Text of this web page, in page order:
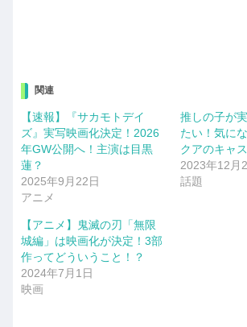
関連
【速報】『サカモトデイ
ズ』実写映画化決定！2026
年GW公開へ！主演は目黒
蓮？
2025年9月22日
アニメ
推しの子が
たい！気に
クアのキャ
2023年12月
話題
【アニメ】鬼滅の刃「無限
城編」は映画化が決定！3部
作ってどういうこと！？
2024年7月1日
映画